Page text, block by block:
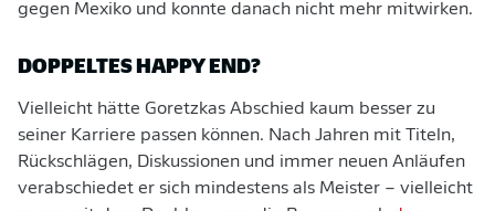
gegen Mexiko und konnte danach nicht mehr mitwirken.
DOPPELTES HAPPY END?
Vielleicht hätte Goretzkas Abschied kaum besser zu
seiner Karriere passen können. Nach Jahren mit Titeln,
Rückschlägen, Diskussionen und immer neuen Anläufen
verabschiedet er sich mindestens als Meister – vielleicht